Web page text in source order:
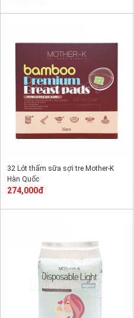
32 Lót thấm sữa sợi tre Mother-K
Hàn Quốc
274,000đ